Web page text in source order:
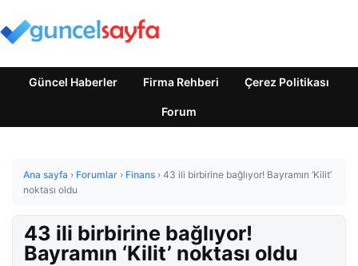
Güncel Haberler Firma Rehberi Çerez Politikası
Forum
Ana sayfa › Forumlar › Finans › 43 ili birbirine bağlıyor! Bayramın ‘Kilit’
noktası oldu
43 ili birbirine bağlıyor!
Bayramın ‘Kilit’ noktası oldu